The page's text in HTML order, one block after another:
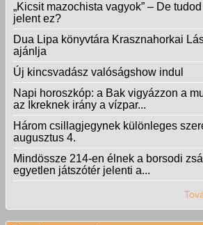
„Kicsit mazochista vagyok” – De
jelent ez?
Dua Lipa könyvtára Krasznahorkai
ajánlja
Új kincsvadász valóságshow indul
Napi horoszkóp: a Bak vigyázzon a
az Ikreknek irány a vízpar...
Három csillagjegynek különleges
augusztus 4.
Mindössze 214-en élnek a borsodi
egyetlen játszótér jelenti a...